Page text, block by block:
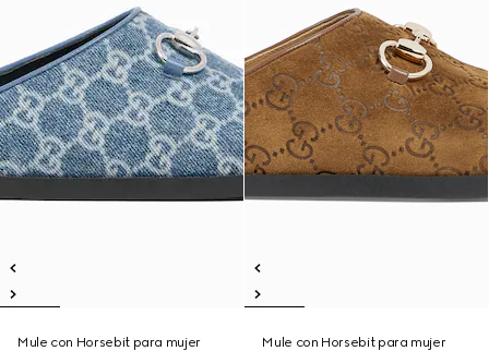
Mule con Horsebit para mujer
Mule con Horsebit para mujer